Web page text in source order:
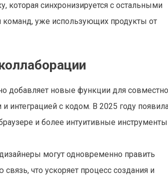
которая синхронизируется с остальными
команд, уже использующих продукты от
добавляет новые функции для
интеграцией с кодом. В 2025 году
и более интуитивные инструменты
могут одновременно править
что ускоряет процесс создания и